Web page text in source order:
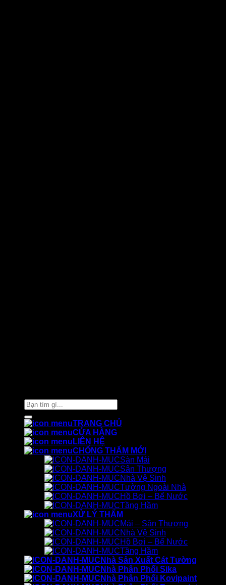
Tìm
kiếm:
TRANG CHỦ
CỬA HÀNG
LIÊN HỆ
CHỐNG THẤM MỚI
Sàn Mái
Sân Thượng
Nhà Vệ Sinh
Tường Ngoài Nhà
Hồ Bơi – Bể Nước
Tầng Hầm
XỬ LÝ THẤM
Mái – Sân Thượng
Nhà Vệ Sinh
Hồ Bơi – Bể Nước
Tầng Hầm
Nhà Sản Xuất Cát Tường
Nhà Phân Phối Sika
Nhà Phân Phối Kovipaint